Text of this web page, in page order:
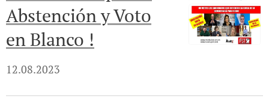
Abstención y Voto
en Blanco !
12.08.2023